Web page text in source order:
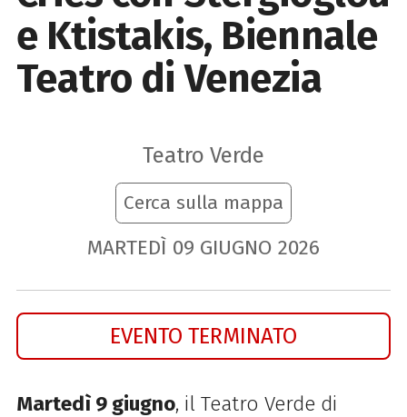
e Ktistakis, Biennale
Teatro di Venezia
Teatro Verde
Cerca sulla mappa
MARTEDÌ 09 GIUGNO 2026
EVENTO TERMINATO
Martedì 9 giugno, il Teatro Verde di